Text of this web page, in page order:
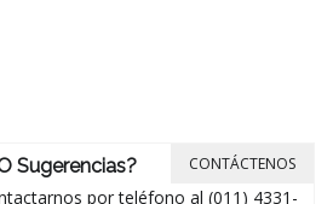
Sugerencias?
por teléfono al (011) 4331-
CONTÁCTENOS